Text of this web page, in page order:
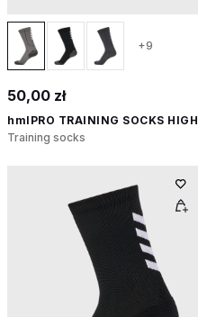
+9
50,00 zł
hmlPRO TRAINING SOCKS HIGH
Training socks